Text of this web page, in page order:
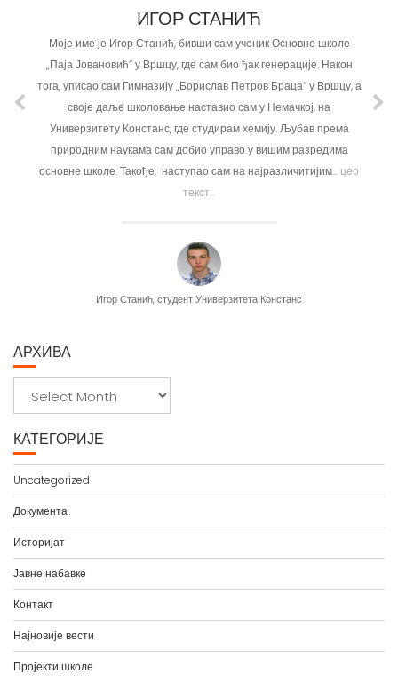
Недеља, дан као
Припрема ручка,
ствари. Али онда
други град,
другачијом и
пут доноси много
ИГОР СТАНИЋ
је Игор Станић, бивши сам ученик Основне школе
Јовановић“ у Вршцу, где сам био ђак генерације. Након
сам Гимназију „Борислав Петров Браца“ у Вршцу, а
даље школовање наставио сам у Немачкој, на
Констанс, где студирам хемију. Љубав према
наукама сам добио управо у вишим разредима
школе. Такође, наступао сам на најразличитијим...цео
Игор Станић, студент Универзитета Констанс
АРХИВА
х
и
в
а
КАТЕГОРИЈЕ
Uncategorized
Документа
Историјат
Јавне набавке
Контакт
Најновије вести
Пројекти школе